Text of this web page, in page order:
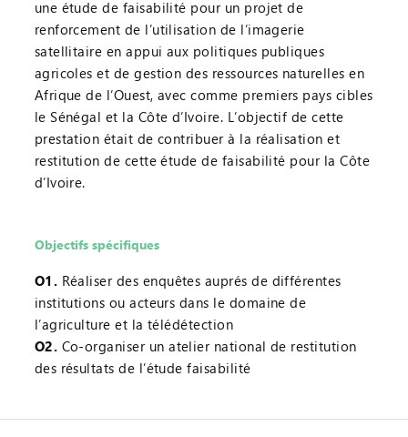
une étude de faisabilité pour un projet de
renforcement de l’utilisation de l’imagerie
satellitaire en appui aux politiques publiques
agricoles et de gestion des ressources naturelles en
Afrique de l’Ouest, avec comme premiers pays cibles
le Sénégal et la Côte d’Ivoire. L’objectif de cette
prestation était de contribuer à la réalisation et
restitution de cette étude de faisabilité pour la Côte
d’Ivoire.
Objectifs spécifiques
O1. Réaliser des enquêtes auprés de différentes
institutions ou acteurs dans le domaine de
l’agriculture et la télédétection
O2. Co-organiser un atelier national de restitution
des résultats de l’étude faisabilité